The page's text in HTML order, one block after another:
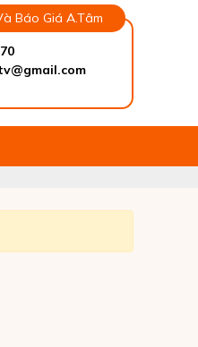
Báo Giá A.Tâm